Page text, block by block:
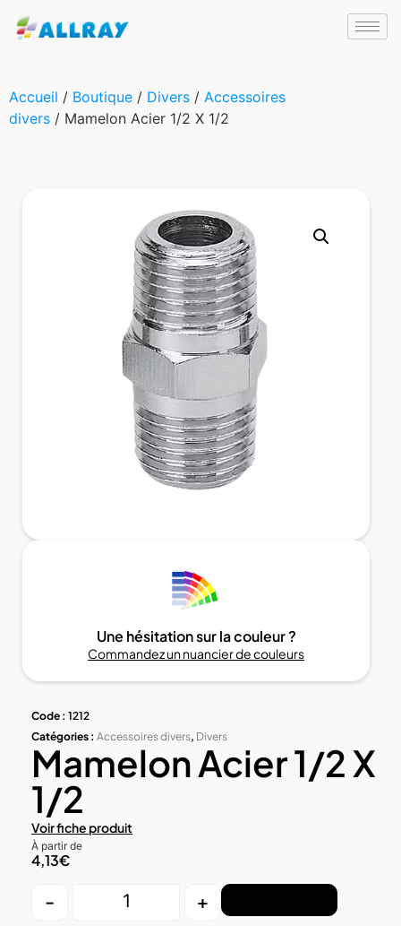
Accueil / Boutique / Divers / Accessoires
divers / Mamelon Acier 1/2 X 1/2
Une hésitation sur la couleur ?
Commandez un nuancier de couleurs
Code : 1212
Catégories : Accessoires divers, Divers
Mamelon Acier 1/2 X
1/2
Voir fiche produit
À partir de
4,13€
- +